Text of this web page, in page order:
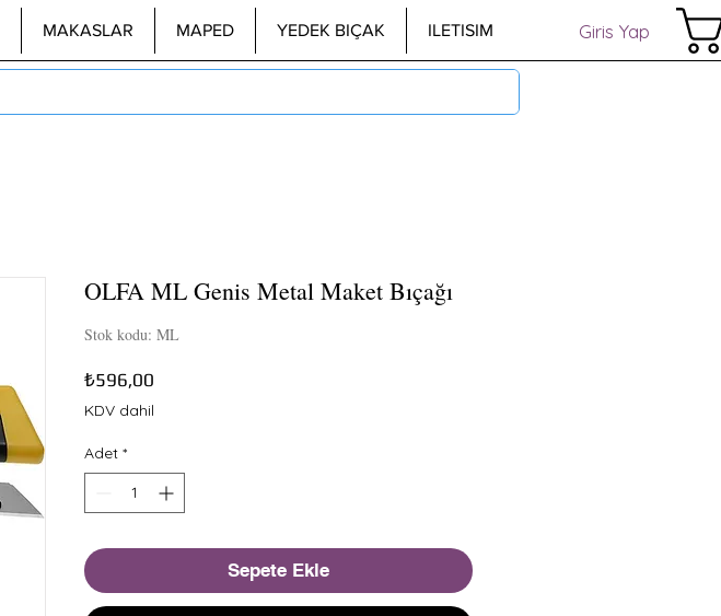
MAKASLAR MAPED YEDEK BIÇAK ILETISIM Giris Yap
OLFA ML Genis Metal Maket Bıçağı
Stok kodu: ML
₺596,00
KDV dahil
Adet *
Sepete Ekle